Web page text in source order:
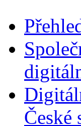
České